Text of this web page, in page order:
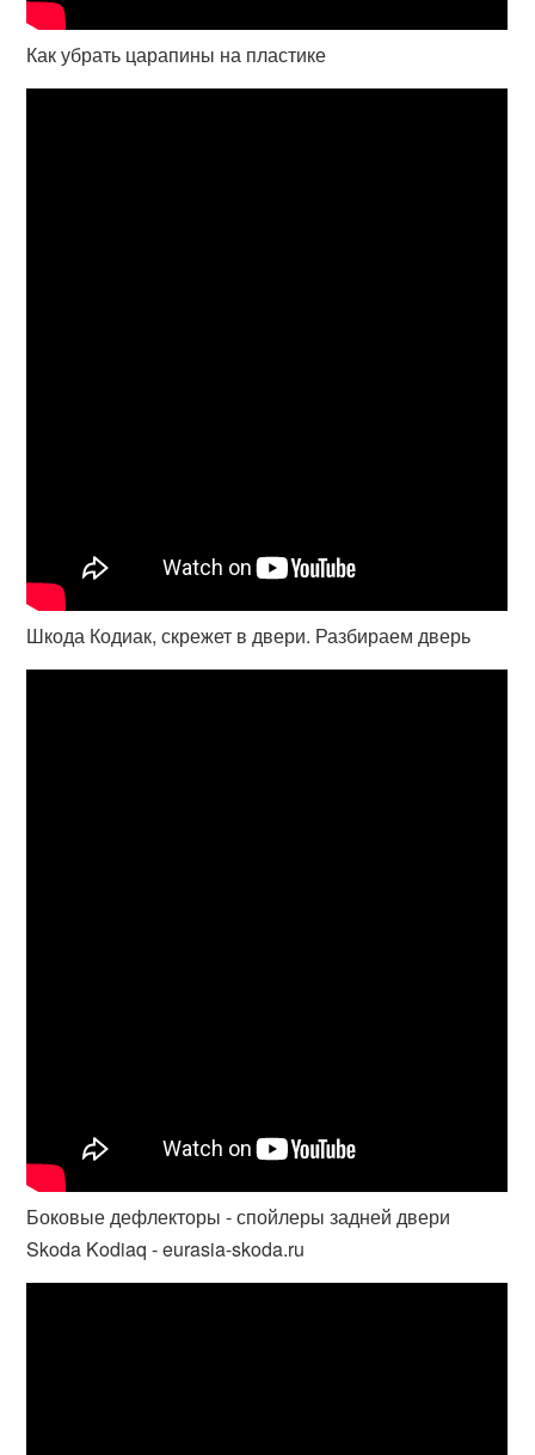
Как убрать царапины на пластике
Шкода Кодиак, скрежет в двери. Разбираем дверь
Боковые дефлекторы - спойлеры задней двери
Skoda Kodiaq - eurasia-skoda.ru